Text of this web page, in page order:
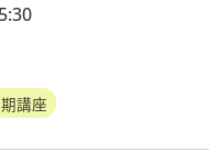
講座